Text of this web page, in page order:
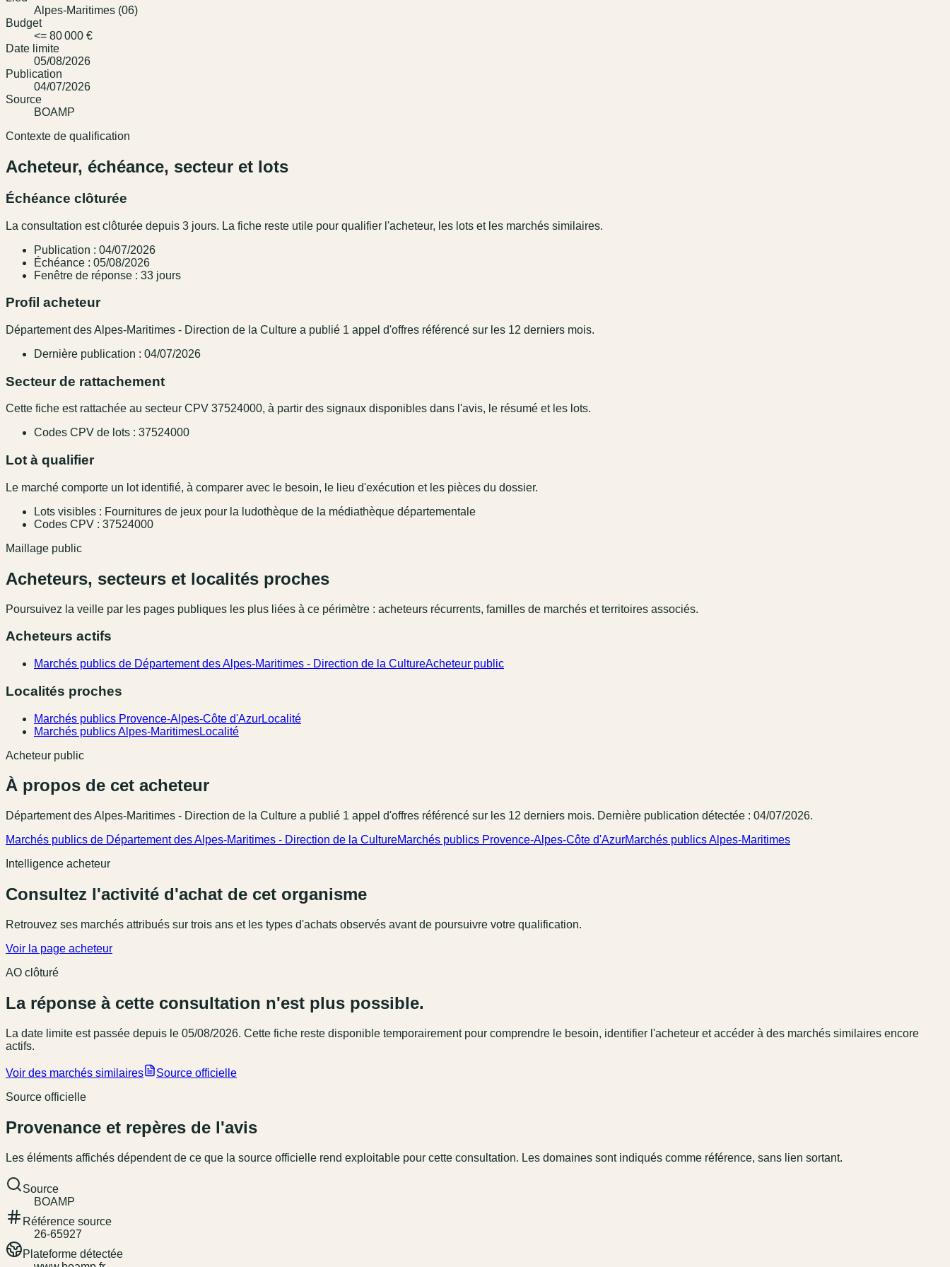
Alpes-Maritimes (06)
Budget
<= 80 000 €
Date limite
05/08/2026
Publication
04/07/2026
Source
BOAMP
Contexte de qualification
Acheteur, échéance, secteur et lots
Échéance clôturée
La consultation est clôturée depuis 3 jours. La fiche reste utile pour qualifier l'acheteur, les lots et les marchés similaires.
Publication : 04/07/2026
Échéance : 05/08/2026
Fenêtre de réponse : 33 jours
Profil acheteur
Département des Alpes-Maritimes - Direction de la Culture a publié 1 appel d'offres référencé sur les 12 derniers mois.
Dernière publication : 04/07/2026
Secteur de rattachement
Cette fiche est rattachée au secteur CPV 37524000, à partir des signaux disponibles dans l'avis, le résumé et les lots.
Codes CPV de lots : 37524000
Lot à qualifier
Le marché comporte un lot identifié, à comparer avec le besoin, le lieu d'exécution et les pièces du dossier.
Lots visibles : Fournitures de jeux pour la ludothèque de la médiathèque départementale
Codes CPV : 37524000
Maillage public
Acheteurs, secteurs et localités proches
Poursuivez la veille par les pages publiques les plus liées à ce périmètre : acheteurs récurrents, familles de marchés et territoires associés.
Acheteurs actifs
Marchés publics de Département des Alpes-Maritimes - Direction de la CultureAcheteur public
Localités proches
Marchés publics Provence-Alpes-Côte d'AzurLocalité
Marchés publics Alpes-MaritimesLocalité
Acheteur public
À propos de cet acheteur
Département des Alpes-Maritimes - Direction de la Culture a publié 1 appel d'offres référencé sur les 12 derniers mois. Dernière publication détectée : 04/07/2026.
Marchés publics de Département des Alpes-Maritimes - Direction de la CultureMarchés publics Provence-Alpes-Côte d'AzurMarchés publics Alpes-Maritimes
Intelligence acheteur
Consultez l'activité d'achat de cet organisme
Retrouvez ses marchés attribués sur trois ans et les types d'achats observés avant de poursuivre votre qualification.
Voir la page acheteur
AO clôturé
La réponse à cette consultation n'est plus possible.
La date limite est passée depuis le 05/08/2026. Cette fiche reste disponible temporairement pour comprendre le besoin, identifier l'acheteur et accéder à des marchés similaires encore
actifs.
Voir des marchés similaires
Source officielle
Source officielle
Provenance et repères de l'avis
Les éléments affichés dépendent de ce que la source officielle rend exploitable pour cette consultation. Les domaines sont indiqués comme référence, sans lien sortant.
Source
BOAMP
Référence source
26-65927
Plateforme détectée